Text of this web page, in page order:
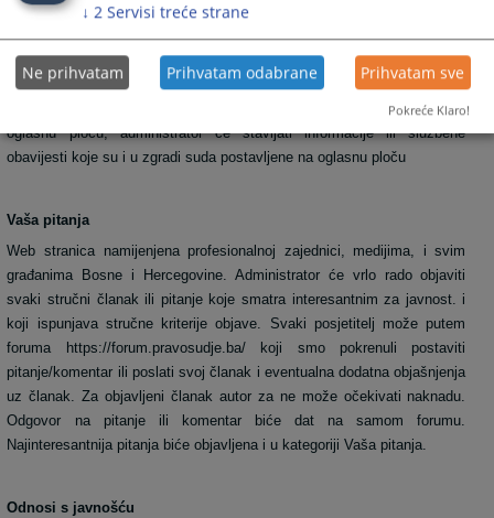
protoku predmeta, o osnivanju suda, o uposlenicima suda
Oglasna ploča
Kroz informacije krećete se na isti način kao i kroz Rad suda. Na
oglasnu ploču, administrator će stavljati informacije ili službene
obavijesti koje su i u zgradi suda postavljene na oglasnu ploču
Vaša pitanja
Web stranica namijenjena profesionalnoj zajednici, medijima, i svim
građanima Bosne i Hercegovine. Administrator će vrlo rado objaviti
svaki stručni članak ili pitanje koje smatra interesantnim za javnost. i
koji ispunjava stručne kriterije objave. Svaki posjetitelj može putem
foruma https://forum.pravosudje.ba/ koji smo pokrenuli postaviti
pitanje/komentar ili poslati svoj članak i eventualna dodatna objašnjenja
uz članak. Za objavljeni članak autor za ne može očekivati naknadu.
Odgovor na pitanje ili komentar biće dat na samom forumu.
Najinteresantnija pitanja biće objavljena i u kategoriji Vaša pitanja.
Odnosi s javnošću
↓ 2 Servisi treće strane
Ne prihvatam Prihvatam odabrane Prihvatam sve
Pokreće Klaro!